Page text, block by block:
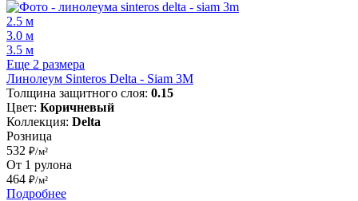
2.5 м
3.0 м
3.5 м
Еще 2 размера
Линолеум Sinteros Delta - Siam 3M
Толщина защитного слоя: 0.15
Цвет: Коричневый
Коллекция: Delta
Розница
532 ₽/м²
От 1 рулона
464 ₽/м²
Подробнее